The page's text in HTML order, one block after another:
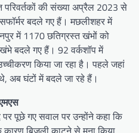
परिवर्तकों की संख्या अप्रैल 2023 से
बदले गए हैं। मछलीशहर में
में 1170 छतिग्रस्त खंभों को
बदले गए हैं। 92 वर्कशॉप में
किया जा रहा है। पहले जहां
अब घंटों में बदले जा रहे हैं।
पर पूछे गए सवाल पर उन्होंने कहा कि